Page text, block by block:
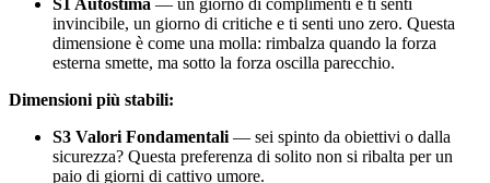
S1 Autostima — un giorno di complimenti e ti senti
invincibile, un giorno di critiche e ti senti uno zero. Questa
dimensione è come una molla: rimbalza quando la forza
esterna smette, ma sotto la forza oscilla parecchio.
Dimensioni più stabili:
S3 Valori Fondamentali — sei spinto da obiettivi o dalla
sicurezza? Questa preferenza di solito non si ribalta per un
paio di giorni di cattivo umore.